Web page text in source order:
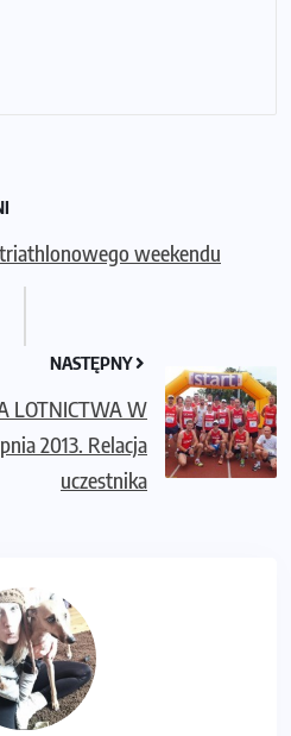
weekendu
NASTĘPNY
LOTNICTWA W
2013. Relacja
uczestnika